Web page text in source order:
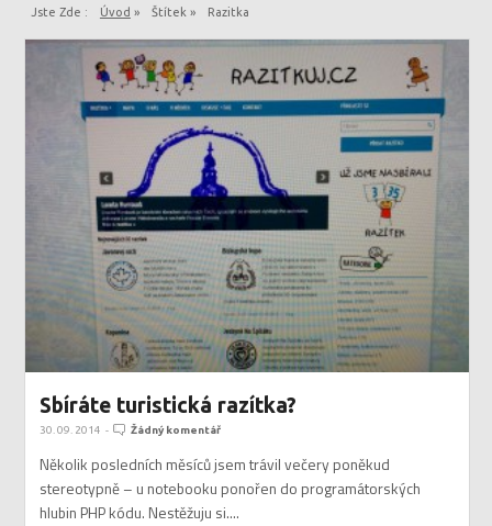
Jste Zde : Úvod » Štítek » Razitka
Sbíráte turistická razítka?
30. 09. 2014 - Žádný komentář
Několik posledních měsíců jsem trávil večery poněkud
stereotypně – u notebooku ponořen do programátorských
hlubin PHP kódu. Nestěžuju si....